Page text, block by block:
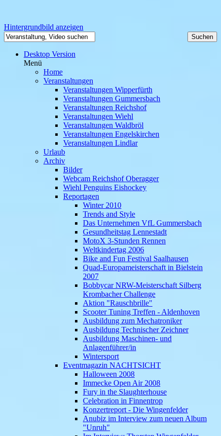
Hintergrundbild anzeigen
Desktop Version
Menü
Home
Veranstaltungen
Veranstaltungen Wipperfürth
Veranstaltungen Gummersbach
Veranstaltungen Reichshof
Veranstaltungen Wiehl
Veranstaltungen Waldbröl
Veranstaltungen Engelskirchen
Veranstaltungen Lindlar
Urlaub
Archiv
Bilder
Webcam Reichshof Oberagger
Wiehl Penguins Eishockey
Reportagen
Winter 2010
Trends and Style
Das Unternehmen VfL Gummersbach
Gesundheitstag Lennestadt
MotoX 3-Stunden Rennen
Weltkindertag 2006
Bike and Fun Festival Saalhausen
Quad-Europameisterschaft in Bielstein
2007
Bobbycar NRW-Meisterschaft Silberg
Krombacher Challenge
Aktion "Rauschbrille"
Scooter Tuning Treffen - Aldenhoven
Ausbildung zum Mechatroniker
Ausbildung Technischer Zeichner
Ausbildung Maschinen- und
Anlagenführer/in
Wintersport
Eventmagazin NACHTSICHT
Halloween 2008
Immecke Open Air 2008
Fury in the Slaughterhouse
Celebration in Finnentrop
Konzertreport - Die Wingenfelder
Anubiz im Interview zum neuen Album
"Unruh"